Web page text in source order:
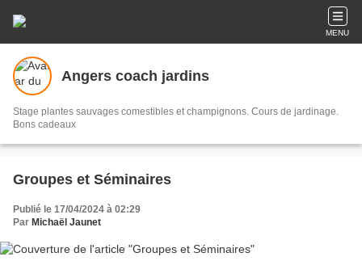
MENU
Angers coach jardins
Stage plantes sauvages comestibles et champignons. Cours de jardinage.
Bons cadeaux
Groupes et Séminaires
Publié le 17/04/2024 à 02:29
Par Michaël Jaunet